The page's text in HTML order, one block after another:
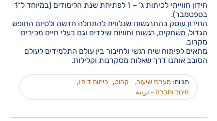
חידון חווייתי לכיתות ג' – ו' לפתיחת שנת הלימודים (במיוחד ל־1
בספטמבר).
החידון עוסק בהתרגשות שנלווית להתחלה חדשה ולסיום החופש
הגדול, משחקים, רגשות וחוויות שילדים וגם בעלי חיים מכירים
מקרוב.
מתאים לפיתוח שיח רגשי ולחיבור בין עולם התלמידים לעולם
הסובב אותנו דרך שאלות מסקרנות וקלילות.
תגיות: מערכי שיעור, קהוט, כיתות ד ה ו,
חינוך וחברה - تربية